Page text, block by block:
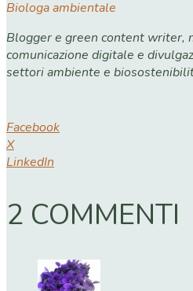
Biologa ambientale
Blogger e green content writer,
comunicazione digitale e
settori ambiente e
Facebook
X
LinkedIn
2 COMMENTI